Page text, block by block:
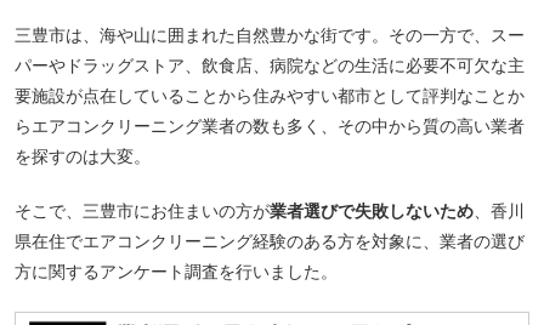
三豊市は、海や山に囲まれた自然豊かな街です。その一方で、スー
パーやドラッグストア、飲食店、病院などの生活に必要不可欠な主
要施設が点在していることから住みやすい都市として評判なことか
らエアコンクリーニング業者の数も多く、その中から質の高い業者
を探すのは大変。
そこで、三豊市にお住まいの方が業者選びで失敗しないため 、香川
県在住でエアコンクリーニング経験のある方を対象に、業者の選び
方に関するアンケート調査を行いました。